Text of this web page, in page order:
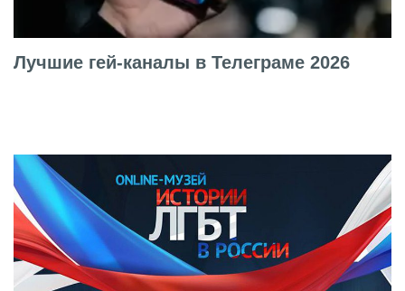
Лучшие гей-каналы в Телеграме 2026